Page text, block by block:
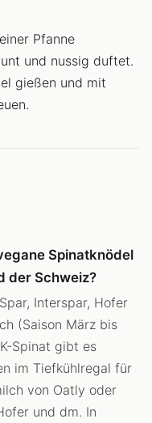
Pfanne
und nussig duftet.
gießen und mit
Spinatknödel
der Schweiz?
Interspar, Hofer
(Saison März bis
Spinat gibt es
im Tiefkühlregal für
von Oatly oder
und dm. In